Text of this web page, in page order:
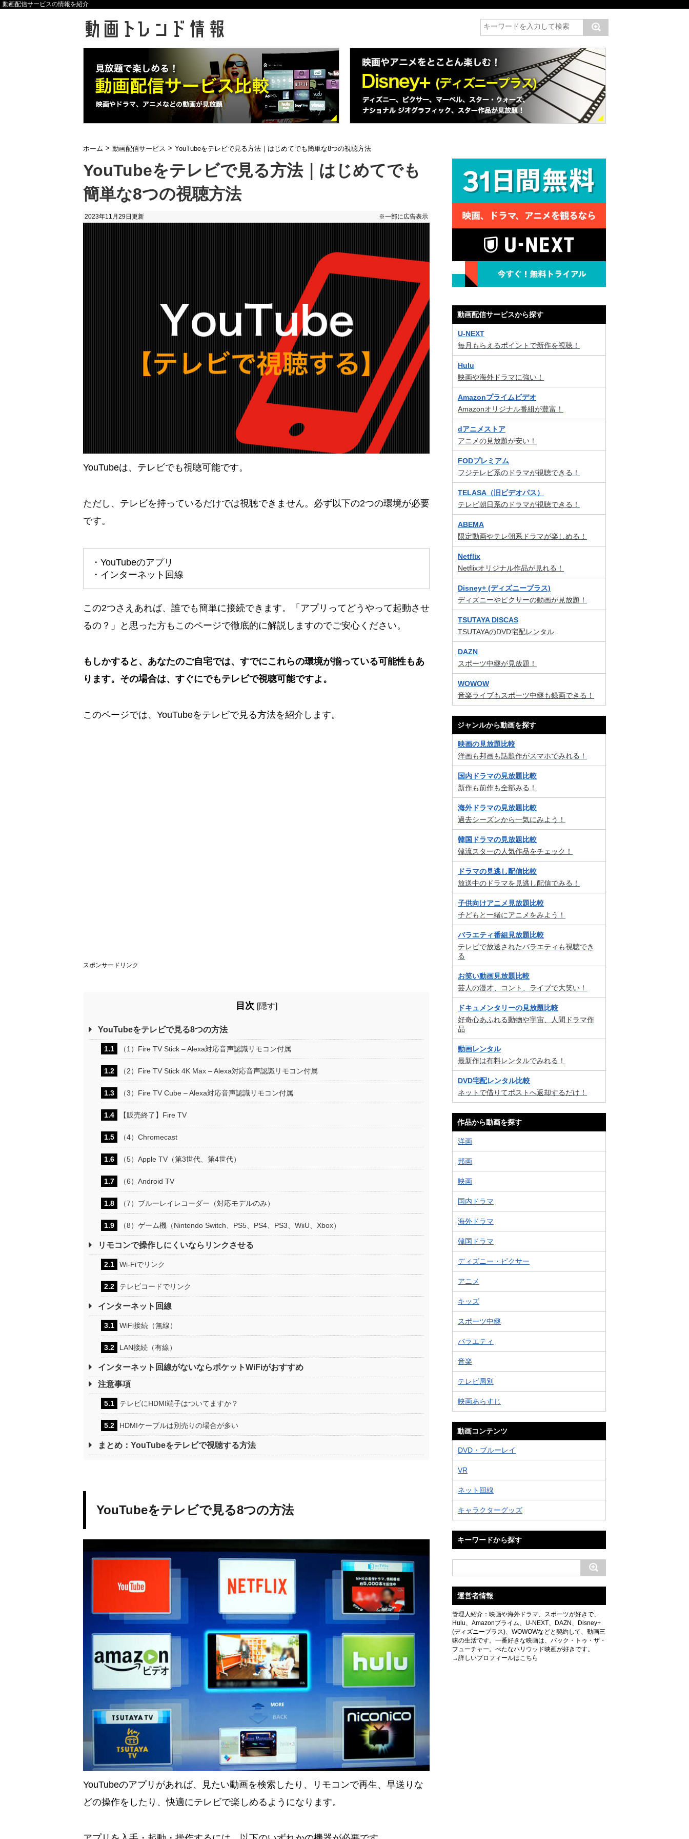
動画配信サービスの情報を紹介
ホーム > 動画配信サービス > YouTubeをテレビで見る方法｜はじめてでも簡単な8つの視聴方法
YouTubeをテレビで見る方法｜はじめてでも
簡単な8つの視聴方法
2023年11月29日 更新 ※一部に広告表示
YouTubeは、テレビでも視聴可能です。
ただし、テレビを持っているだけでは視聴できません。必ず以下の2つの環境が必要
です。
・YouTubeのアプリ
・インターネット回線
この2つさえあれば、誰でも簡単に接続できます。「アプリってどうやって起動させ
るの？」と思った方もこのページで徹底的に解説しますのでご安心ください。
もしかすると、あなたのご自宅では、すでにこれらの環境が揃っている可能性もあ
ります。その場合は、すぐにでもテレビで視聴可能ですよ。
このページでは、YouTubeをテレビで見る方法を紹介します。
スポンサードリンク
目次 [隠す]
YouTubeをテレビで見る8つの方法
1.1 （1）Fire TV Stick – Alexa対応音声認識リモコン付属
1.2 （2）Fire TV Stick 4K Max – Alexa対応音声認識リモコン付属
1.3 （3）Fire TV Cube – Alexa対応音声認識リモコン付属
1.4 【販売終了】Fire TV
1.5 （4）Chromecast
1.6 （5）Apple TV（第3世代、第4世代）
1.7 （6）Android TV
1.8 （7）ブルーレイレコーダー（対応モデルのみ）
1.9 （8）ゲーム機（Nintendo Switch、PS5、PS4、PS3、WiiU、Xbox）
リモコンで操作しにくいならリンクさせる
2.1 Wi-Fiでリンク
2.2 テレビコードでリンク
インターネット回線
3.1 WiFi接続（無線）
3.2 LAN接続（有線）
インターネット回線がないならポケットWiFiがおすすめ‎
注意事項
5.1 テレビにHDMI端子はついてますか？
5.2 HDMIケーブルは別売りの場合が多い
まとめ：YouTubeをテレビで視聴する方法
YouTubeをテレビで見る8つの方法
YouTubeのアプリがあれば、見たい動画を検索したり、リモコンで再生、早送りな
どの操作をしたり、快適にテレビで楽しめるようになります。
動画配信サービスから探す
U-NEXT
毎月もらえるポイントで新作を視聴！
Hulu
映画や海外ドラマに強い！
Amazonプライムビデオ
Amazonオリジナル番組が豊富！
dアニメストア
アニメの見放題が安い！
FODプレミアム
フジテレビ系のドラマが視聴できる！
TELASA（旧ビデオパス）
テレビ朝日系のドラマが視聴できる！
ABEMA
限定動画やテレ朝系ドラマが楽しめる！
Netflix
Netflixオリジナル作品が見れる！
Disney+ (ディズニープラス)
ディズニーやピクサーの動画が見放題！
TSUTAYA DISCAS
TSUTAYAのDVD宅配レンタル
DAZN
スポーツ中継が見放題！
WOWOW
音楽ライブもスポーツ中継も録画できる！
ジャンルから動画を探す
映画の見放題比較
洋画も邦画も話題作がスマホでみれる！
国内ドラマの見放題比較
新作も前作も全部みる！
海外ドラマの見放題比較
過去シーズンから一気にみよう！
韓国ドラマの見放題比較
韓流スターの人気作品をチェック！
ドラマの見逃し配信比較
放送中のドラマを見逃し配信でみる！
子供向けアニメ見放題比較
子どもと一緒にアニメをみよう！
バラエティ番組見放題比較
テレビで放送されたバラエティも視聴でき
る
お笑い動画見放題比較
芸人の漫才、コント、ライブで大笑い！
ドキュメンタリーの見放題比較
好奇心あふれる動物や宇宙、人間ドラマ作
品
動画レンタル
最新作は有料レンタルでみれる！
DVD宅配レンタル比較
ネットで借りてポストへ返却するだけ！
作品から動画を探す
洋画
邦画
映画
国内ドラマ
海外ドラマ
韓国ドラマ
ディズニー・ピクサー
アニメ
キッズ
スポーツ中継
バラエティ
音楽
テレビ局別
映画あらすじ
動画コンテンツ
DVD・ブルーレイ
VR
ネット回線
キャラクターグッズ
キーワードから探す
運営者情報
管理人紹介：映画や海外ドラマ、スポーツが好きで、
Hulu、Amazonプライム、U-NEXT、DAZN、Disney+
(ディズニープラス)、WOWOWなどと契約して、動画三
昧の生活です。一番好きな映画は、バック・トゥ・ザ・
フューチャー。べたなハリウッド映画が好きです。
→詳しいプロフィールはこちら